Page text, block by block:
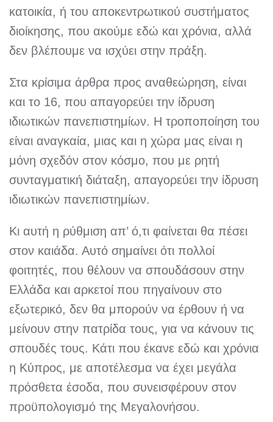
κατοικία, ή του αποκεντρωτικού συστήματος
διοίκησης, που ακούμε εδώ και χρόνια, αλλά
δεν βλέπουμε να ισχύει στην πράξη.
Στα κρίσιμα άρθρα προς αναθεώρηση, είναι
και το 16, που απαγορεύει την ίδρυση
ιδιωτικών πανεπιστημίων. Η τροποποίηση του
είναι αναγκαία, μιας και η χώρα μας είναι η
μόνη σχεδόν στον κόσμο, που με ρητή
συνταγματική διάταξη, απαγορεύει την ίδρυση
ιδιωτικών πανεπιστημίων.
Κι αυτή η ρύθμιση απ’ ό,τι φαίνεται θα πέσει
στον καιάδα. Αυτό σημαίνει ότι πολλοί
φοιτητές, που θέλουν να σπουδάσουν στην
Ελλάδα και αρκετοί που πηγαίνουν στο
εξωτερικό, δεν θα μπορούν να έρθουν ή να
μείνουν στην πατρίδα τους, για να κάνουν τις
σπουδές τους. Κάτι που έκανε εδώ και χρόνια
η Κύπρος, με αποτέλεσμα να έχει μεγάλα
πρόσθετα έσοδα, που συνεισφέρουν στον
προϋπολογισμό της Μεγαλονήσου.